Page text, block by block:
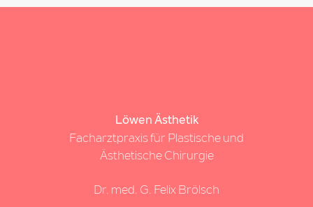
Löwen Ästhetik
Facharztpraxis für Plastische und
Ästhetische Chirurgie
Dr. med. G. Felix Brölsch